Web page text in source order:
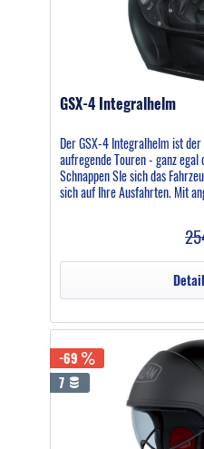
GSX-4 Integralhelm
Der GSX-4 Integralhelm ist
aufregende Touren - ganz egal
Schnappen SIe sich das
sich auf Ihre Ausfahrten. Mit
-69
7